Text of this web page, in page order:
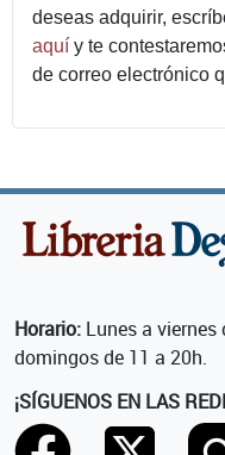
deseas adquirir,
aquí y te
de correo electrónico
Horario: Lunes a
domingos de 11 a 20h.
¡SÍGUENOS EN LAS